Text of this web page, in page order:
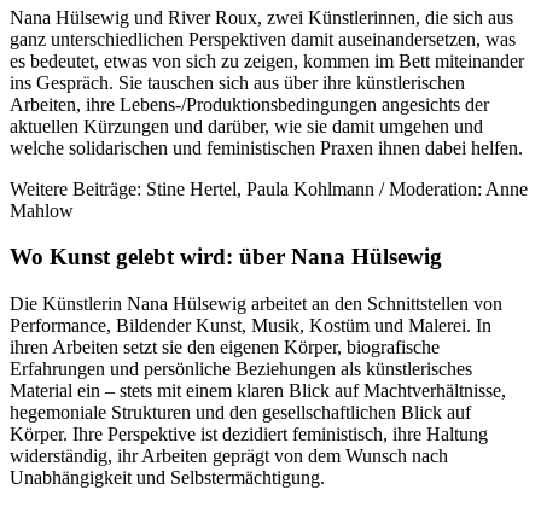
Nana Hülsewig und River Roux, zwei Künstlerinnen, die sich aus
ganz unterschiedlichen Perspektiven damit auseinandersetzen, was
es bedeutet, etwas von sich zu zeigen, kommen im Bett miteinander
ins Gespräch. Sie tauschen sich aus über ihre künstlerischen
Arbeiten, ihre Lebens-/Produktionsbedingungen angesichts der
aktuellen Kürzungen und darüber, wie sie damit umgehen und
welche solidarischen und feministischen Praxen ihnen dabei helfen.
Weitere Beiträge: Stine Hertel, Paula Kohlmann / Moderation: Anne
Mahlow
Wo Kunst gelebt wird: über Nana Hülsewig
Die Künstlerin Nana Hülsewig arbeitet an den Schnittstellen von
Performance, Bildender Kunst, Musik, Kostüm und Malerei. In
ihren Arbeiten setzt sie den eigenen Körper, biografische
Erfahrungen und persönliche Beziehungen als künstlerisches
Material ein – stets mit einem klaren Blick auf Machtverhältnisse,
hegemoniale Strukturen und den gesellschaftlichen Blick auf
Körper. Ihre Perspektive ist dezidiert feministisch, ihre Haltung
widerständig, ihr Arbeiten geprägt von dem Wunsch nach
Unabhängigkeit und Selbstermächtigung.